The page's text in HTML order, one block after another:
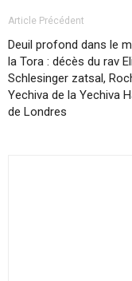
Article Précédent
Deuil profond dans le
la Tora : décès du rav
Schlesinger zatsal,
Yechiva de la Yechiva
de Londres